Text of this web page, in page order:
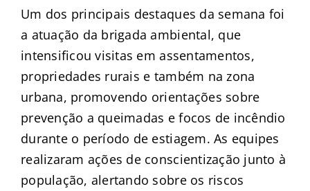
Um dos principais destaques da semana foi
a atuação da brigada ambiental, que
intensificou visitas em assentamentos,
propriedades rurais e também na zona
urbana, promovendo orientações sobre
prevenção a queimadas e focos de incêndio
durante o período de estiagem. As equipes
realizaram ações de conscientização junto à
população, alertando sobre os riscos